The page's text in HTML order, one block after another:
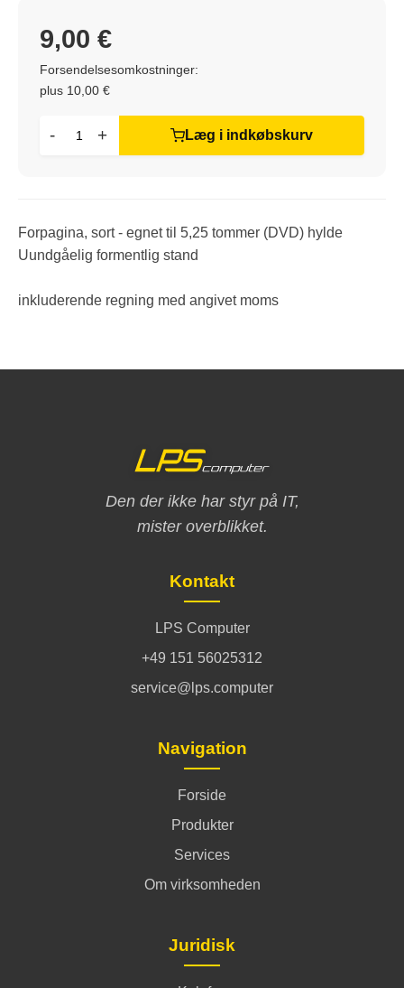
Forsendelsesomkostninger:
plus 10,00 €
9,00 €
- + Læg i indkøbskurv
Forpagina, sort - egnet til 5,25 tommer (DVD) hylde
Uundgåelig formentlig stand
inkluderende regning med angivet moms
Den der ikke har styr på IT,
mister overblikket.
Kontakt
LPS Computer
+49 151 56025312
service@lps.computer
Navigation
Forside
Produkter
Services
Om virksomheden
Juridisk